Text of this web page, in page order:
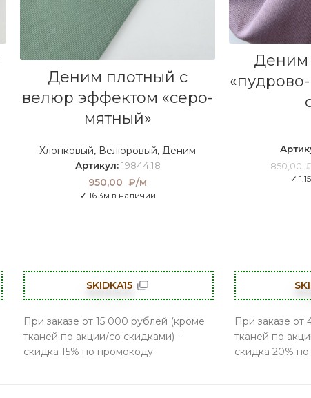
Деним плотный с
велюр эффектом «серо-
мятный»
Хлопковый, Велюровый, Деним
Артикул: 19844,18
950,00 ₽/м
✓ 16.3м в наличии
Деним
850,00
✓
SKIDKA15
При заказе от 15 000 рублей (кроме
тканей по акции/со скидками) –
скидка 15% по промокоду
При заказе
тканей по
скидка 20%